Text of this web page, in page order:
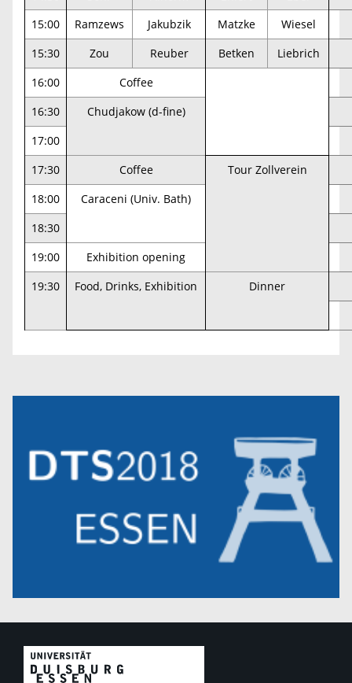
15:00
Ramzews Jakubzik Matzke
Wiesel
15:30
Zou Reuber Betken
Liebrich
16:00
Coffee
16:30
Chudjakow (d-fine)
17:00
17:30
Coffee
Tour Zollverein
18:00
Caraceni (Univ. Bath)
18:30
19:00
Exhibition opening
19:30
Food, Drinks, Exhibition Dinner